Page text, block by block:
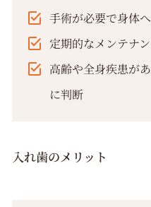
手術が必要で身体
定期的なメンテナ
高齢や全身疾患が
に判断
入れ歯のメリット